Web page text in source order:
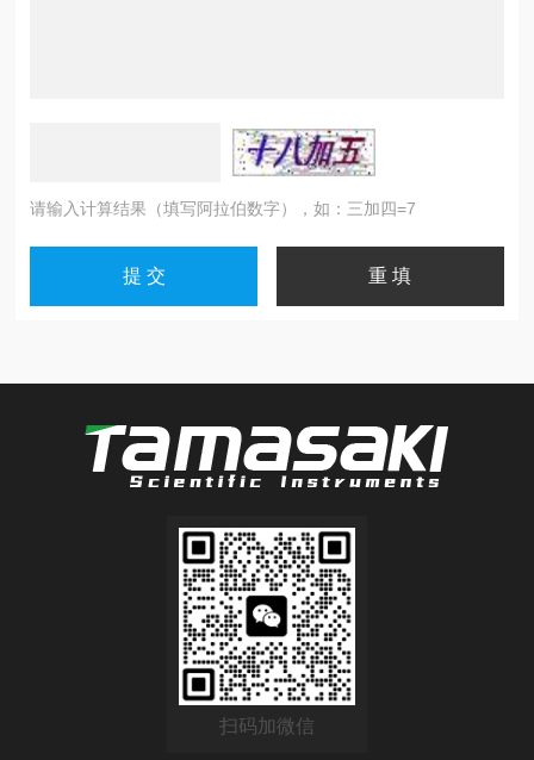
请输入计算结果（填写阿拉伯数字），如：三加四=7
扫码加微信